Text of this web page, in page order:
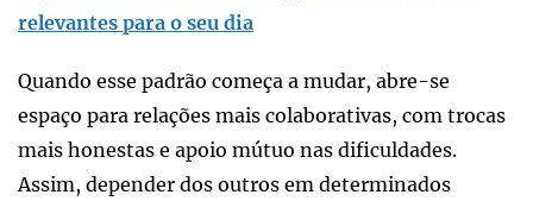
relevantes para o seu dia
Quando esse padrão começa a mudar, abre-se
espaço para relações mais colaborativas, com trocas
mais honestas e apoio mútuo nas dificuldades.
Assim, depender dos outros em determinados